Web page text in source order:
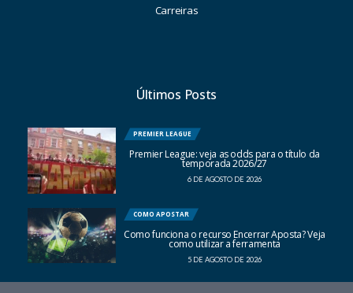
Carreiras
Últimos Posts
PREMIER LEAGUE
Premier League: veja as odds para o título da
temporada 2026/27
6 DE AGOSTO DE 2026
COMO APOSTAR
Como funciona o recurso Encerrar Aposta? Veja
como utilizar a ferramenta
5 DE AGOSTO DE 2026